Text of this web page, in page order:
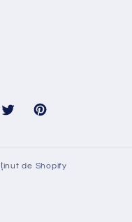
Twitter Pinterest
de Shopify